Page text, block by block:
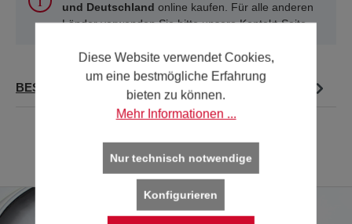
und Deutschland online kaufen. Für alle anderen
Länder verwenden Sie bitte unsereKontakt-Seite.
BESCHREIBUNG
Diese Website verwendet Cookies,
um eine bestmögliche Erfahrung
bieten zu können.
Mehr Informationen ...
Nur technisch notwendige
Konfigurieren